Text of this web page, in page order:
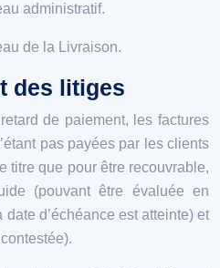
administratif.
de la Livraison.
des litiges
de paiement, les factures
pas payées par les clients
titre que pour être recouvrable,
(pouvant être évaluée en
d’échéance est atteinte) et